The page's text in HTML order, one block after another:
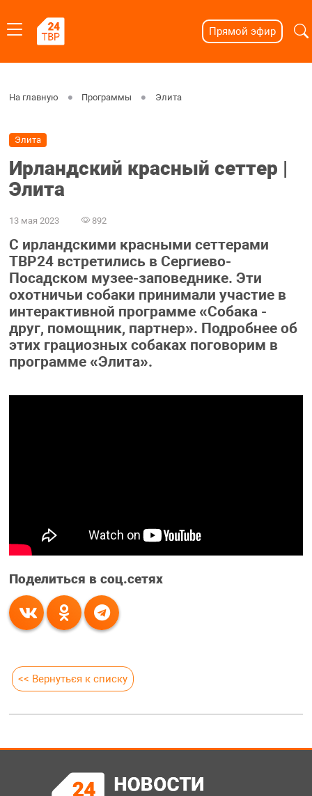
Прямой эфир
На главную Программы Элита
Элита
Ирландский красный сеттер |
Элита
13 мая 2023 892
С ирландскими красными сеттерами
ТВР24 встретились в Сергиево-
Посадском музее-заповеднике. Эти
охотничьи собаки принимали участие в
интерактивной программе «Собака -
друг, помощник, партнер». Подробнее об
этих грациозных собаках поговорим в
программе «Элита».
Поделиться в соц.сетях
<< Вернуться к списку